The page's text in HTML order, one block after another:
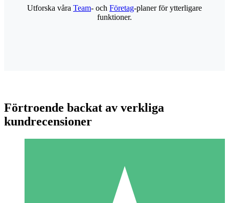
Individuella Kreditpaket
Utforska våra Team- och Företag-planer för ytterligare
funktioner.
Förtroende backat av verkliga
kundrecensioner